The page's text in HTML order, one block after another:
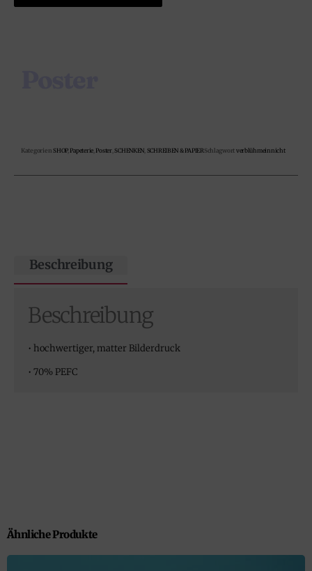
Kategorien SHOP, Papeterie Poster,SCHENKEN SCHREIBEN & PAPIER Schlagwort verblühmeinnicht
Beschreibung
Beschreibung
• hochwertiger, matter Bilderdruck
• 70% PEFC
Ähnliche Produkte